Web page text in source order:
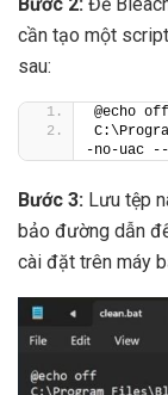
cần tạo một
sau:
@echo off
-no-uac
Bước 3: Lưu tệp
bảo đường dẫn
cài đặt trên máy